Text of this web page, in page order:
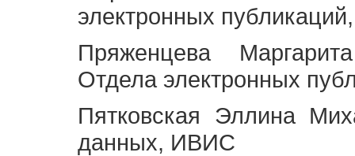
электронных
Пряженцева
Отдела электронных
Пятковская Эллина
данных, ИВИС